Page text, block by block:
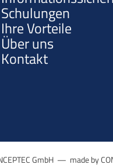
Schulungen
Ihre Vorteile
Über uns
Kontakt
GmbH — made by